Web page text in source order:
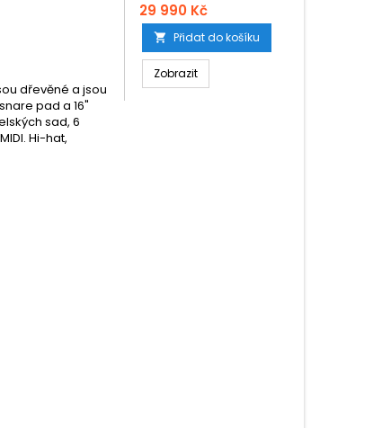
dřevěné a jsou
pad a 16"
sad, 6
Hi-hat,
29 990 Kč
 Přidat do košíku
Zobrazit